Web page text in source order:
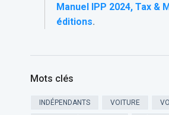
Manuel IPP 2024, Tax &
éditions.
Mots clés
INDÉPENDANTS VOITURE